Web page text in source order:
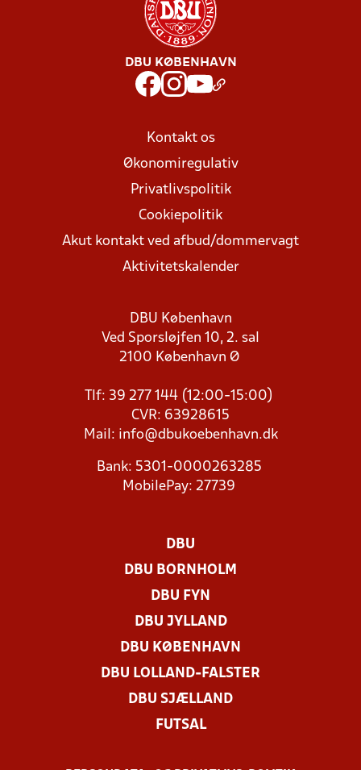
DBU KØBENHAVN
Kontakt os
Økonomiregulativ
Privatlivspolitik
Cookiepolitik
Akut kontakt ved afbud/dommervagt
Aktivitetskalender
DBU København
Ved Sporsløjfen 10, 2. sal
2100 København Ø
Tlf: 39 277 144 (12:00-15:00)
CVR: 63928615
Mail: info@dbukoebenhavn.dk
Bank: 5301-0000263285
MobilePay: 27739
DBU
DBU BORNHOLM
DBU FYN
DBU JYLLAND
DBU KØBENHAVN
DBU LOLLAND-FALSTER
DBU SJÆLLAND
FUTSAL